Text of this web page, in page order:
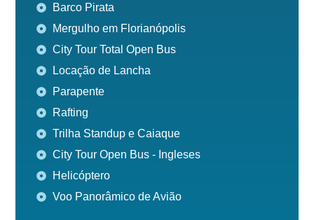
Barco Pirata
Mergulho em Florianópolis
City Tour Total Open Bus
Locação de Lancha
Parapente
Rafting
Trilha Standup e Caiaque
City Tour Open Bus - Ingleses
Helicóptero
Voo Panorâmico de Avião